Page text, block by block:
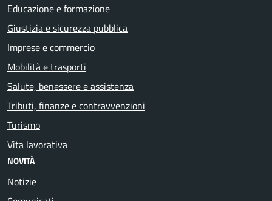
Educazione e formazione
Giustizia e sicurezza pubblica
Imprese e commercio
Mobilità e trasporti
Salute, benessere e assistenza
Tributi, finanze e contravvenzioni
Turismo
Vita lavorativa
NOVITÀ
Notizie